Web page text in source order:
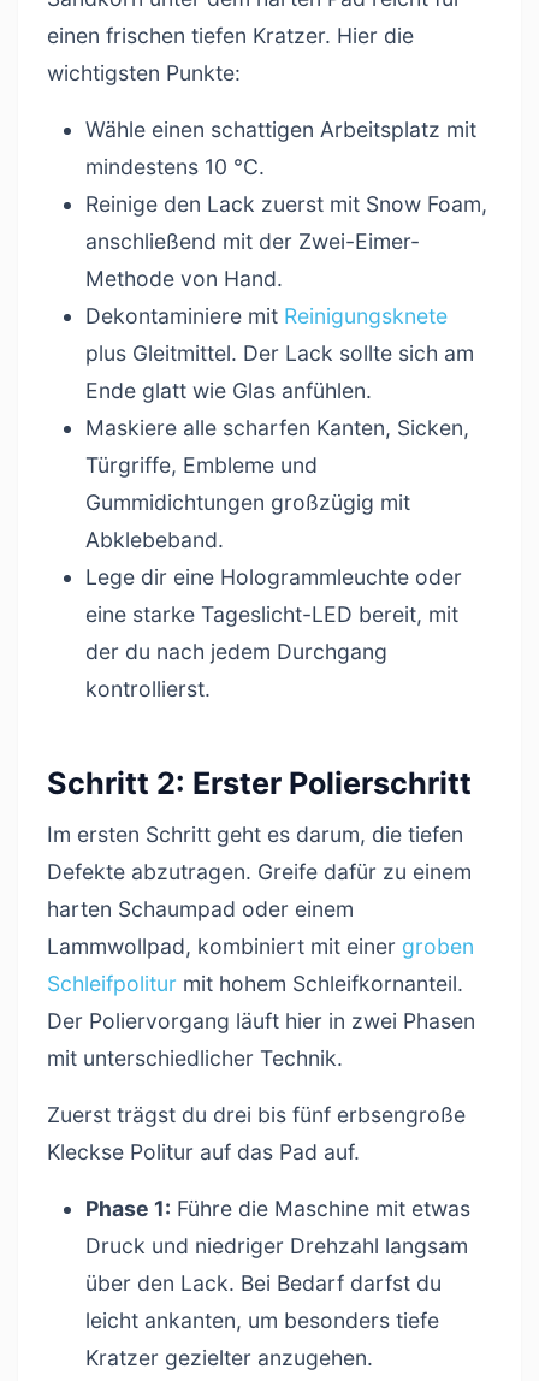
einen frischen tiefen Kratzer. Hier die
wichtigsten Punkte:
Wähle einen schattigen Arbeitsplatz mit
mindestens 10 °C.
Reinige den Lack zuerst mit Snow Foam,
anschließend mit der Zwei-Eimer-
Methode von Hand.
Dekontaminiere mit Reinigungsknete
plus Gleitmittel. Der Lack sollte sich am
Ende glatt wie Glas anfühlen.
Maskiere alle scharfen Kanten, Sicken,
Türgriffe, Embleme und
Gummidichtungen großzügig mit
Abklebeband.
Lege dir eine Hologrammleuchte oder
eine starke Tageslicht-LED bereit, mit
der du nach jedem Durchgang
kontrollierst.
Schritt 2: Erster Polierschritt
Im ersten Schritt geht es darum, die tiefen
Defekte abzutragen. Greife dafür zu einem
harten Schaumpad oder einem
Lammwollpad, kombiniert mit einer groben
Schleifpolitur mit hohem Schleifkornanteil.
Der Poliervorgang läuft hier in zwei Phasen
mit unterschiedlicher Technik.
Zuerst trägst du drei bis fünf erbsengroße
Kleckse Politur auf das Pad auf.
Phase 1: Führe die Maschine mit etwas
Druck und niedriger Drehzahl langsam
über den Lack. Bei Bedarf darfst du
leicht ankanten, um besonders tiefe
Kratzer gezielter anzugehen.